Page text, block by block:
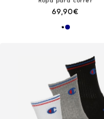
69,90€